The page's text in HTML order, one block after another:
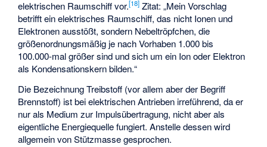
elektrischen Raumschiff vor.[18] Zitat: „Mein Vorschlag
betrifft ein elektrisches Raumschiff, das nicht Ionen und
Elektronen ausstößt, sondern Nebeltröpfchen, die
größenordnungsmäßig je nach Vorhaben 1.000 bis
100.000-mal größer sind und sich um ein Ion oder Elektron
als Kondensationskern bilden.“
Die Bezeichnung Treibstoff (vor allem aber der Begriff
Brennstoff) ist bei elektrischen Antrieben irreführend, da er
nur als Medium zur Impulsübertragung, nicht aber als
eigentliche Energiequelle fungiert. Anstelle dessen wird
allgemein von Stützmasse gesprochen.